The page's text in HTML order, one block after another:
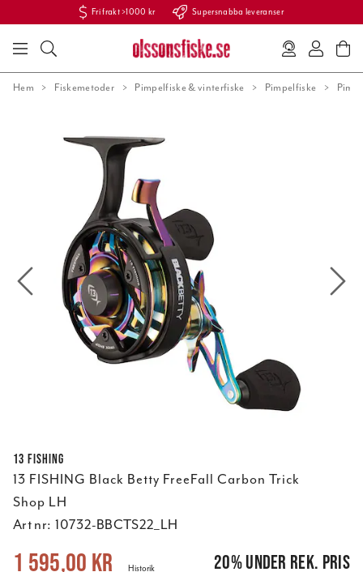
Fri frakt >1000 kr Supersnabba leveranser
Hem Fiskemetoder Pimpelfiske & vinterfiske Pimpelfiske
13 FISHING
13 FISHING Black Betty FreeFall Carbon Trick
Shop LH
Art nr: 10732-BBCTS22_LH
Nuvarande pris: 1 595,00 kr 1 999,00 kr
1 595,00 kr Historik 20%under rek. pris